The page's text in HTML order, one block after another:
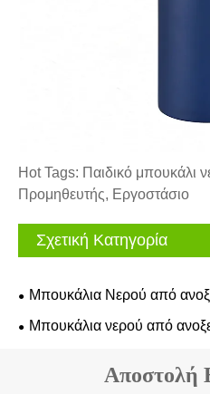
Hot Tags: Παιδικό μπουκάλι
Προμηθευτής, Εργοστάσιο
Σχετική Κατηγορία
Μπουκάλια Νερού από
Μπουκάλια νερού από
Αποστολή